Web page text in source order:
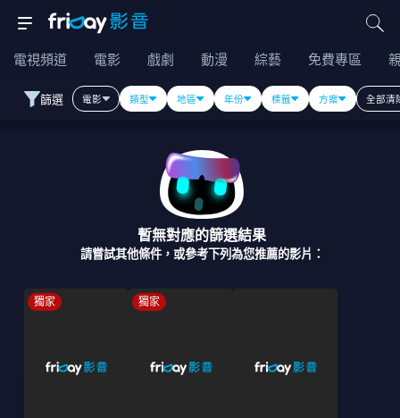
電視頻道 電影 戲劇 動漫 綜藝 免費專區
篩選 電影 類型 地區 年份 標籤 方案 全部清
暫無對應的篩選結果
請嘗試其他條件，或參考下列為您推薦的影片：
獨家 獨家